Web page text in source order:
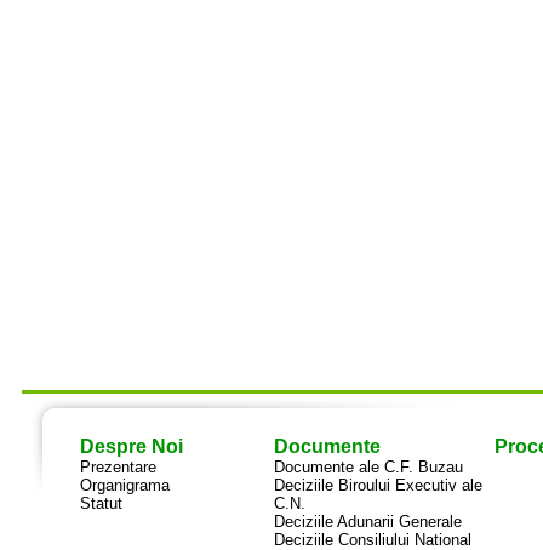
Despre Noi
Prezentare
Organigrama
Statut
Documente
Documente ale C.F. Buzau
Deciziile Biroului Executiv ale
C.N.
Deciziile Adunarii Generale
Deciziile Consiliului National